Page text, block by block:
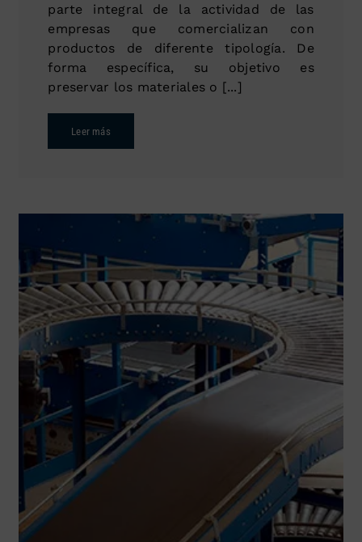
parte integral de la actividad de las
empresas que comercializan con
productos de diferente tipología. De
forma específica, su objetivo es
preservar los materiales o [...]
Leer más